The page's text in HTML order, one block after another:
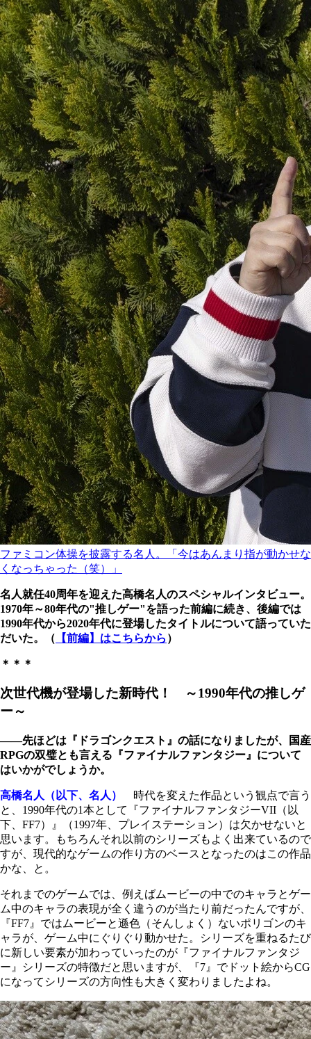
ファミコン体操を披露する名人。「今はあんまり指が動かせな
くなっちゃった（笑）」
名人就任40周年を迎えた高橋名人のスペシャルインタビュー。
1970年～80年代の"推しゲー"を語った前編に続き、後編では
1990年代から2020年代に登場したタイトルについて語っていた
だいた。（ 【前編】はこちらから ）
＊＊＊
次世代機が登場した新時代！ ～1990年代の推しゲ
ー～
――先ほどは『ドラゴンクエスト』の話になりましたが、国産
RPGの双璧とも言える『ファイナルファンタジー』について
はいかがでしょうか。
高橋名人（以下、名人）
時代を変えた作品という観点で言う
と、1990年代の1本として『ファイナルファンタジーVII（以
下、FF7）』（1997年、プレイステーション）は欠かせないと
思います。もちろんそれ以前のシリーズもよく出来ているので
すが、現代的なゲームの作り方のベースとなったのはこの作品
かな、と。
それまでのゲームでは、例えばムービーの中でのキャラとゲー
ム中のキャラの表現が全く違うのが当たり前だったんですが、
『FF7』ではムービーと遜色（そんしょく）ないポリゴンのキ
ャラが、ゲーム中にぐりぐり動かせた。シリーズを重ねるたび
に新しい要素が加わっていったのが『ファイナルファンタジ
ー』シリーズの特徴だと思いますが、『7』でドット絵からCG
になってシリーズの方向性も大きく変わりましたよね。